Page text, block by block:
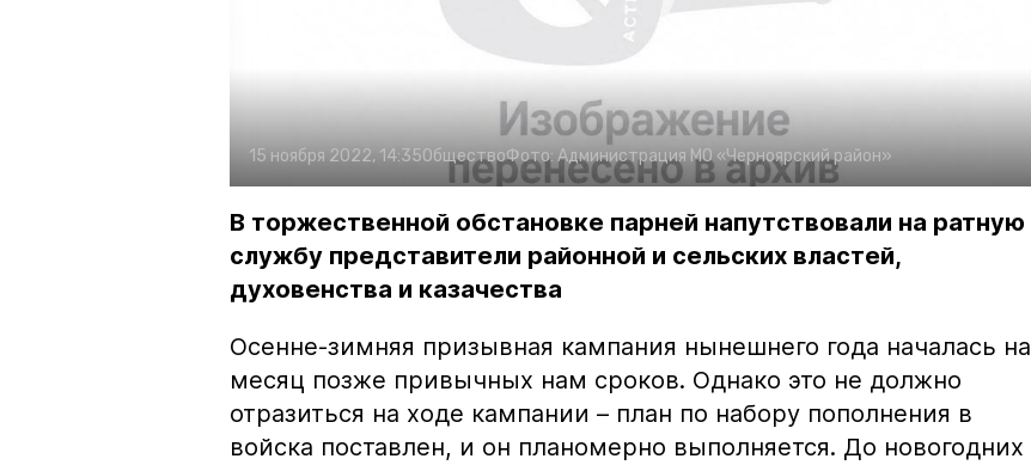
15 ноября 2022, 14:35ОбществоФото: Администрация МО «Черноярский район»
В торжественной обстановке парней напутствовали на ратную
службу представители районной и сельских властей,
духовенства и казачества
Осенне-зимняя призывная кампания нынешнего года началась на
месяц позже привычных нам сроков. Однако это не должно
отразиться на ходе кампании – план по набору пополнения в
войска поставлен, и он планомерно выполняется. До новогодних